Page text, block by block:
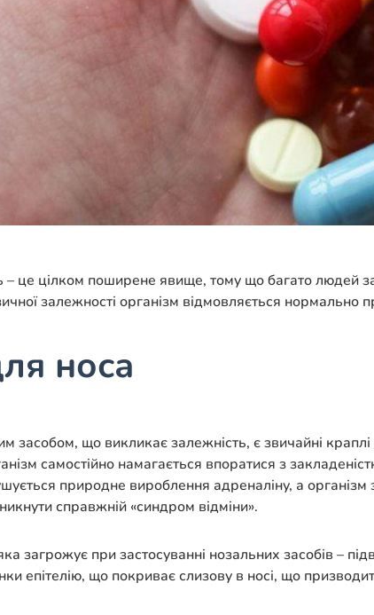
– це цілком поширене явище, тому що багато людей
залежності організм відмовляється
носа
засобом, що викликає залежність, є звичайні
самостійно намагається впоратися з
природне вироблення адреналіну, а
справжній «синдром відміни».
загрожує при застосуванні нозальних засобів –
епітелію, що покриває слизову в носі, що